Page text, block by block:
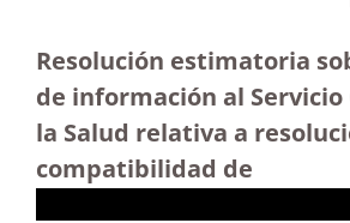
Resolución estimatoria
de información al Servicio
la Salud relativa a
compatibilidad de